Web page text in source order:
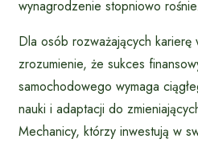
wynagrodzenie stopniowo rośnie.
Dla osób rozważających
zrozumienie, że sukces
samochodowego wymaga
nauki i adaptacji do
Mechanicy, którzy inwestują w